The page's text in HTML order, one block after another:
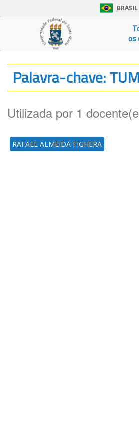
BRASIL
os
Palavra-chave:
Utilizada por 1
RAFAEL ALMEIDA FIGHERA